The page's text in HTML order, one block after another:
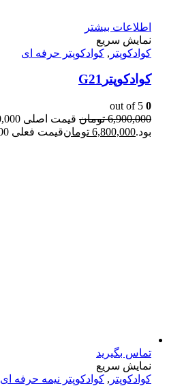
اطلاعات بیشتر
نمایش سریع
کوادکوپتر , کوادکوپتر حرفه ای
کوادکوپترG21
0
6,900,000 تومان
بود.6,800,000 تومانقیمت فعلی 6,800,000 تومان است.
تماس بگیرید
نمایش سریع
کوادکوپتر , کوادکوپتر نیمه حرفه ای